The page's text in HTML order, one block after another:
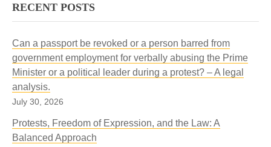
RECENT POSTS
Can a passport be revoked or a person barred from
government employment for verbally abusing the Prime
Minister or a political leader during a protest? – A legal
analysis.
July 30, 2026
Protests, Freedom of Expression, and the Law: A
Balanced Approach